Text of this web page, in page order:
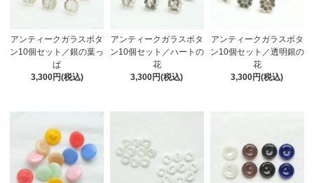
アンティークガラスボタ
ン10個セット／銀の葉っ
ぱ
3,300円(税込)
アンティークガラスボタ
ン10個セット／ハートの
花
3,300円(税込)
アンティークガラスボタ
ン10個セット／透明銀の
花
3,300円(税込)